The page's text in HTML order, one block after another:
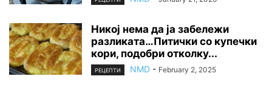
Никој нема да ја забележи
разликата…Питички со купечки
кори, подобри отколку...
РЕЦЕПТИ NMD - February 2, 2025